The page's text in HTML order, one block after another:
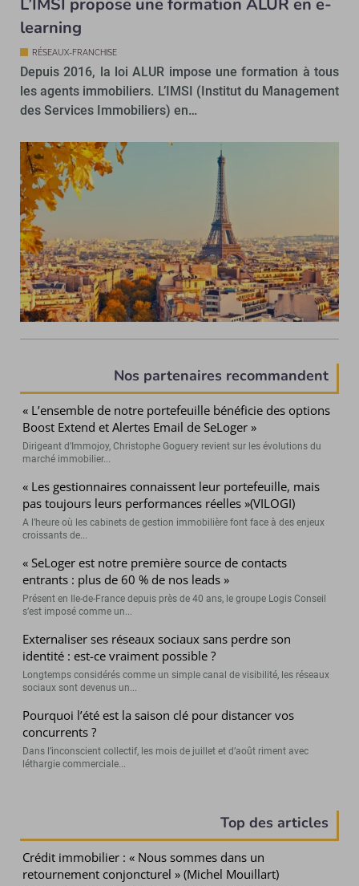
learning
RÉSEAUX-FRANCHISE
Depuis 2016, la loi ALUR impose une formation à tous
les agents immobiliers. L’IMSI (Institut du Management
des Services Immobiliers) en…
Nos partenaires recommandent
« L’ensemble de notre portefeuille bénéficie des options
Boost Extend et Alertes Email de SeLoger »
Dirigeant d’Immojoy, Christophe Goguery revient sur les évolutions du
marché immobilier...
« Les gestionnaires connaissent leur portefeuille, mais
pas toujours leurs performances réelles »(VILOGI)
A l’heure où les cabinets de gestion immobilière font face à des enjeux
croissants de...
« SeLoger est notre première source de contacts
entrants : plus de 60 % de nos leads »
Présent en Ile-de-France depuis près de 40 ans, le groupe Logis Conseil
s’est imposé comme un...
Externaliser ses réseaux sociaux sans perdre son
identité : est-ce vraiment possible ?
Longtemps considérés comme un simple canal de visibilité, les réseaux
sociaux sont devenus un...
Pourquoi l’été est la saison clé pour distancer vos
concurrents ?
Dans l’inconscient collectif, les mois de juillet et d’août riment avec
léthargie commerciale...
Top des articles
Crédit immobilier : « Nous sommes dans un
retournement conjoncturel » (Michel Mouillart)